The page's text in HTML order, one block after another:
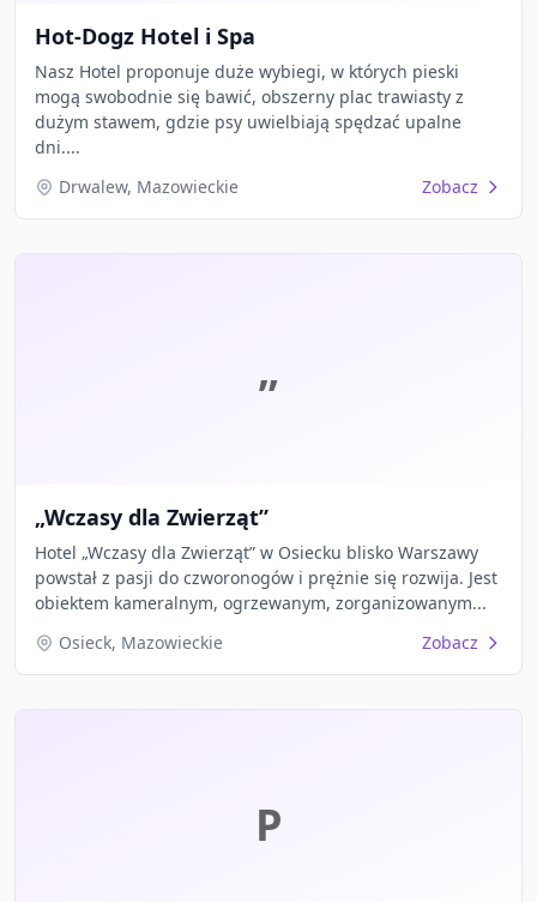
Hot-Dogz Hotel i Spa
Nasz Hotel proponuje duże wybiegi, w których pieski
mogą swobodnie się bawić, obszerny plac trawiasty z
dużym stawem, gdzie psy uwielbiają spędzać upalne
dni....
Drwalew, Mazowieckie
Zobacz
„
„Wczasy dla Zwierząt”
Hotel „Wczasy dla Zwierząt” w Osiecku blisko Warszawy
powstał z pasji do czworonogów i prężnie się rozwija. Jest
obiektem kameralnym, ogrzewanym, zorganizowanym...
Osieck, Mazowieckie
Zobacz
P